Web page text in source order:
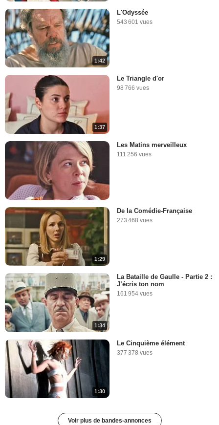
1:42
L'Odyssée
543 601 vues
1:37
Le Triangle d'or
98 766 vues
Les Matins merveilleux
111 256 vues
1:29
De la Comédie-Française
273 468 vues
1:34
La Bataille de Gaulle - Partie 2 :
J’écris ton nom
161 954 vues
1:30
Le Cinquième élément
377 378 vues
Voir plus de bandes-annonces